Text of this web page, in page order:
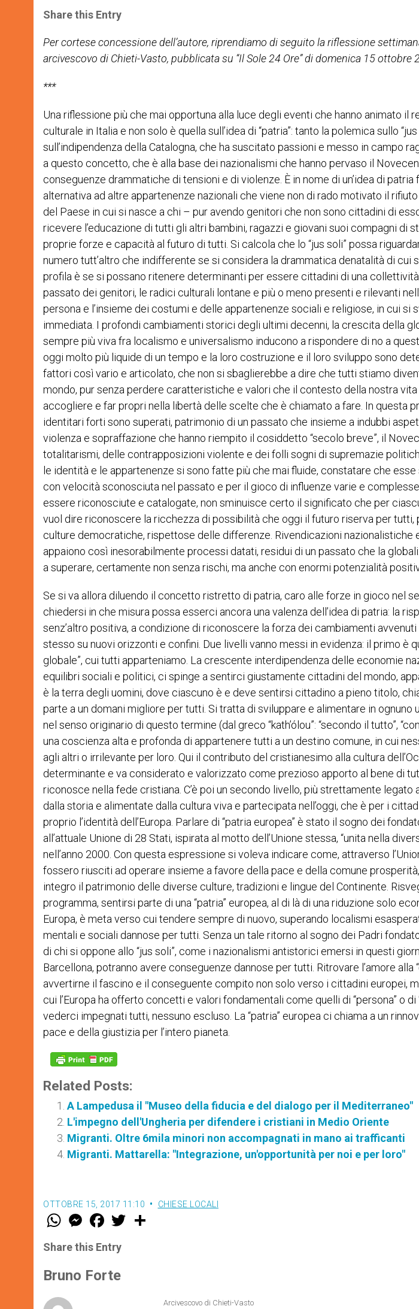
t
s
p
p
s
e
g
e
r
e
b
o
k
r
Share this Entry
Per cortese concessione dell’autore, riprendiamo di seguito la riflessione
arcivescovo di Chieti-Vasto, pubblicata su “Il Sole 24 Ore” di domenica 15 ottobre
***
Una riflessione più che mai opportuna alla luce degli eventi che hanno animato il
culturale in Italia e non solo è quella sull’idea di “patria”: tanto la polemica sullo
sull’indipendenza della Catalogna, che ha suscitato passioni e messo in campo
a questo concetto, che è alla base dei nazionalismi che hanno pervaso il
conseguenze drammatiche di tensioni e di violenze. È in nome di un’idea di
alternativa ad altre appartenenze nazionali che viene non di rado motivato il
del Paese in cui si nasce a chi – pur avendo genitori che non sono cittadini di
ricevere l’educazione di tutti gli altri bambini, ragazzi e giovani suoi compagni di
proprie forze e capacità al futuro di tutti. Si calcola che lo “jus soli” possa
numero tutt’altro che indifferente se si considera la drammatica denatalità di cui
profila è se si possano ritenere determinanti per essere cittadini di una
passato dei genitori, le radici culturali lontane e più o meno presenti e rilevanti
persona e l’insieme dei costumi e delle appartenenze sociali e religiose, in cui si
immediata. I profondi cambiamenti storici degli ultimi decenni, la crescita della
sempre più viva fra localismo e universalismo inducono a rispondere di no a
oggi molto più liquide di un tempo e la loro costruzione e il loro sviluppo sono
fattori così vario e articolato, che non si sbaglierebbe a dire che tutti stiamo
mondo, pur senza perdere caratteristiche e valori che il contesto della nostra
accogliere e far propri nella libertà delle scelte che è chiamato a fare. In questa
identitari forti sono superati, patrimonio di un passato che insieme a indubbi
violenza e sopraffazione che hanno riempito il cosiddetto “secolo breve”, il
totalitarismi, delle contrapposizioni violente e dei folli sogni di supremazie
le identità e le appartenenze si sono fatte più che mai fluide, constatare che
con velocità sconosciuta nel passato e per il gioco di influenze varie e
essere riconosciute e catalogate, non sminuisce certo il significato che per
vuol dire riconoscere la ricchezza di possibilità che oggi il futuro riserva per tutti,
culture democratiche, rispettose delle differenze. Rivendicazioni nazionalistiche
appaiono così inesorabilmente processi datati, residui di un passato che la
a superare, certamente non senza rischi, ma anche con enormi potenzialità
Se si va allora diluendo il concetto ristretto di patria, caro alle forze in gioco nel
chiedersi in che misura possa esserci ancora una valenza dell’idea di patria: la
senz’altro positiva, a condizione di riconoscere la forza dei cambiamenti
stesso su nuovi orizzonti e confini. Due livelli vanno messi in evidenza: il primo è
globale”, cui tutti apparteniamo. La crescente interdipendenza delle economie
equilibri sociali e politici, ci spinge a sentirci giustamente cittadini del mondo,
è la terra degli uomini, dove ciascuno è e deve sentirsi cittadino a pieno titolo,
parte a un domani migliore per tutti. Si tratta di sviluppare e alimentare in ognuno
nel senso originario di questo termine (dal greco “kath’ólou”: “secondo il tutto”,
una coscienza alta e profonda di appartenere tutti a un destino comune, in cui
agli altri o irrilevante per loro. Qui il contributo del cristianesimo alla cultura
determinante e va considerato e valorizzato come prezioso apporto al bene di
riconosce nella fede cristiana. C’è poi un secondo livello, più strettamente
dalla storia e alimentate dalla cultura viva e partecipata nell’oggi, che è per i
proprio l’identità dell’Europa. Parlare di “patria europea” è stato il sogno dei
all’attuale Unione di 28 Stati, ispirata al motto dell’Unione stessa, “unita nella
nell’anno 2000. Con questa espressione si voleva indicare come, attraverso
fossero riusciti ad operare insieme a favore della pace e della comune
integro il patrimonio delle diverse culture, tradizioni e lingue del Continente.
programma, sentirsi parte di una “patria” europea, al di là di una riduzione solo
Europa, è meta verso cui tendere sempre di nuovo, superando localismi
mentali e sociali dannose per tutti. Senza un tale ritorno al sogno dei Padri
di chi si oppone allo “jus soli”, come i nazionalismi antistorici emersi in questi
Barcellona, potranno avere conseguenze dannose per tutti. Ritrovare l’amore alla
avvertirne il fascino e il conseguente compito non solo verso i cittadini europei,
cui l’Europa ha offerto concetti e valori fondamentali come quelli di “persona” o
vederci impegnati tutti, nessuno escluso. La “patria” europea ci chiama a un
pace e della giustizia per l’intero pianeta.
Related Posts:
A Lampedusa il "Museo della fiducia e del dialogo per il Mediterraneo"
L'impegno dell'Ungheria per difendere i cristiani in Medio Oriente
Migranti. Oltre 6mila minori non accompagnati in mano ai trafficanti
Migranti. Mattarella: "Integrazione, un'opportunità per noi e per loro"
OTTOBRE 15, 2017 11:10 CHIESE LOCALI
W
t
s
p
p
M
e
s
e
g
e
F
a
e
b
o
k
w
Share this Entry
Bruno Forte
Arcivescovo di Chieti-Vasto